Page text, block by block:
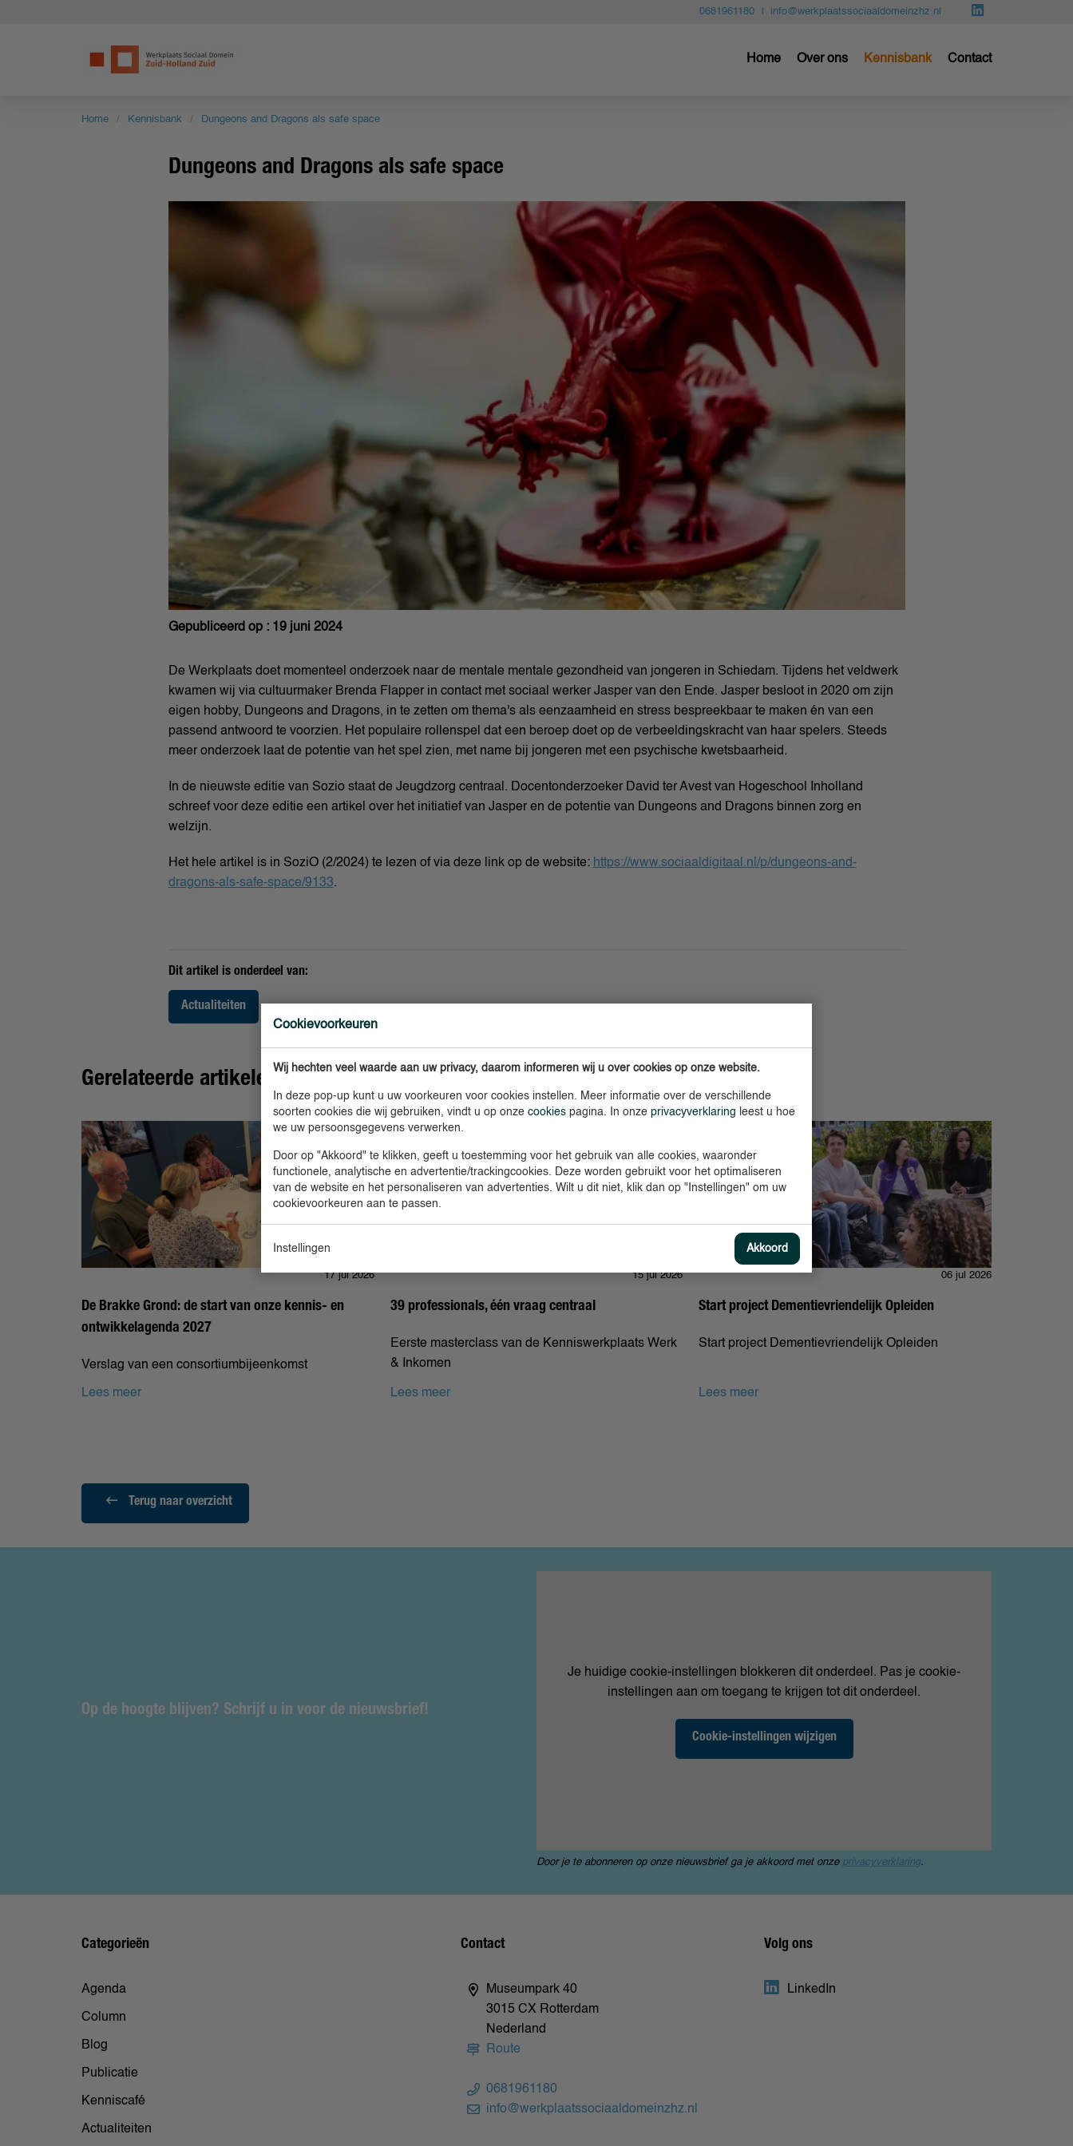
Cookievoorkeuren
Wij hechten veel waarde aan uw privacy, daarom informeren wij u over cookies op onze website.
In deze pop-up kunt u uw voorkeuren voor cookies instellen. Meer informatie over de verschillende
soorten cookies die wij gebruiken, vindt u op onze cookies pagina. In onze privacyverklaring leest u hoe
we uw persoonsgegevens verwerken.
Door op "Akkoord" te klikken, geeft u toestemming voor het gebruik van alle cookies, waaronder
functionele, analytische en advertentie/trackingcookies. Deze worden gebruikt voor het optimaliseren
van de website en het personaliseren van advertenties. Wilt u dit niet, klik dan op "Instellingen" om uw
cookievoorkeuren aan te passen.
Instellingen Akkoord
0681961180 info@werkplaatssociaaldomeinzhz.nl
Home Over ons Kennisbank Contact
Home Kennisbank Dungeons and Dragons als safe space
Dungeons and Dragons als safe space
Gepubliceerd op : 19 juni 2024
De Werkplaats doet momenteel onderzoek naar de mentale mentale gezondheid van jongeren in Schiedam. Tijdens het veldwerk
kwamen wij via cultuurmaker Brenda Flapper in contact met sociaal werker Jasper van den Ende. Jasper besloot in 2020 om zijn
eigen hobby, Dungeons and Dragons, in te zetten om thema's als eenzaamheid en stress bespreekbaar te maken én van een
passend antwoord te voorzien. Het populaire rollenspel dat een beroep doet op de verbeeldingskracht van haar spelers. Steeds
meer onderzoek laat de potentie van het spel zien, met name bij jongeren met een psychische kwetsbaarheid.
In de nieuwste editie van Sozio staat de Jeugdzorg centraal. Docentonderzoeker David ter Avest van Hogeschool Inholland
schreef voor deze editie een artikel over het initiatief van Jasper en de potentie van Dungeons and Dragons binnen zorg en
welzijn.
Het hele artikel is in SoziO (2/2024) te lezen of via deze link op de website: https://www.sociaaldigitaal.nl/p/dungeons-and-
dragons-als-safe-space/9133.
Dit artikel is onderdeel van:
Actualiteiten
Gerelateerde artikelen
17 jul 2026
De Brakke Grond: de start van onze kennis- en
ontwikkelagenda 2027
Verslag van een consortiumbijeenkomst
Lees meer
15 jul 2026
39 professionals, één vraag centraal
Eerste masterclass van de Kenniswerkplaats Werk
& Inkomen
Lees meer
06 jul 2026
Start project Dementievriendelijk Opleiden
Start project Dementievriendelijk Opleiden
Lees meer
Terug naar overzicht
Op de hoogte blijven? Schrijf u in voor de nieuwsbrief!
Je huidige cookie-instellingen blokkeren dit onderdeel. Pas je cookie-
instellingen aan om toegang te krijgen tot dit onderdeel.
Cookie-instellingen wijzigen
Door je te abonneren op onze nieuwsbrief ga je akkoord met onze privacyverklaring.
Categorieën
Agenda
Column
Blog
Publicatie
Kenniscafé
Actualiteiten
Contact
Museumpark 40
3015 CX Rotterdam
Nederland
Route
0681961180
info@werkplaatssociaaldomeinzhz.nl
Volg ons
LinkedIn